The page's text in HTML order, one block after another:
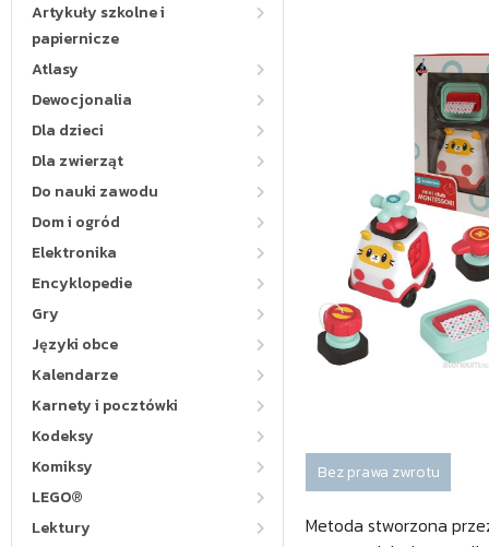
Artykuły szkolne i
papiernicze
Atlasy
Dewocjonalia
Dla dzieci
Dla zwierząt
Do nauki zawodu
Dom i ogród
Elektronika
Encyklopedie
Gry
Języki obce
Kalendarze
Karnety i pocztówki
Kodeksy
Komiksy
LEGO®
Lektury
Bez prawa zwrotu
Metoda stworzona